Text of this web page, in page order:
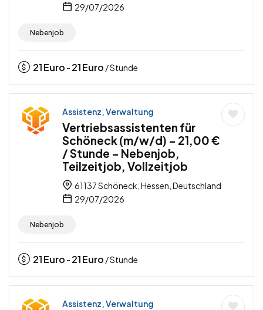
29/07/2026
Nebenjob
21Euro - 21Euro / Stunde
Assistenz, Verwaltung
Vertriebsassistenten für
Schöneck (m/w/d) – 21,00 €
/ Stunde – Nebenjob,
Teilzeitjob, Vollzeitjob
61137 Schöneck, Hessen, Deutschland
29/07/2026
Nebenjob
21Euro - 21Euro / Stunde
Assistenz, Verwaltung